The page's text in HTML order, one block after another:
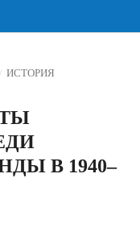
/ ИСТОРИЯ
В 1940–